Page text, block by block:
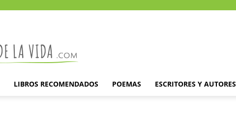
la
vida
LIBROS RECOMENDADOS POEMAS ESCRITORES Y AUTORES